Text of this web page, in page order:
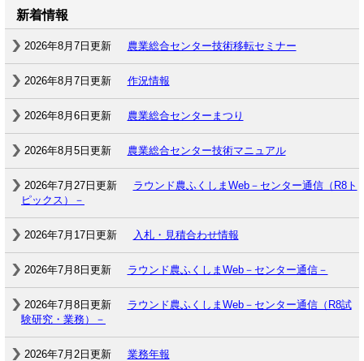
新着情報
2026年8月7日更新 農業総合センター技術移転セミナー
2026年8月7日更新 作況情報
2026年8月6日更新 農業総合センターまつり
2026年8月5日更新 農業総合センター技術マニュアル
2026年7月27日更新
ラウンド農ふくしまWeb－センター通信（R8ト
ピックス）－
2026年7月17日更新 入札・見積合わせ情報
2026年7月8日更新 ラウンド農ふくしまWeb－センター通信－
2026年7月8日更新
ラウンド農ふくしまWeb－センター通信（R8試
験研究・業務）－
2026年7月2日更新 業務年報